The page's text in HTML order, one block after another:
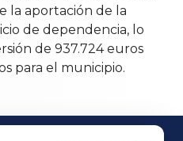
la aportación de la
de dependencia, lo
de 937.724 euros
para el municipio.